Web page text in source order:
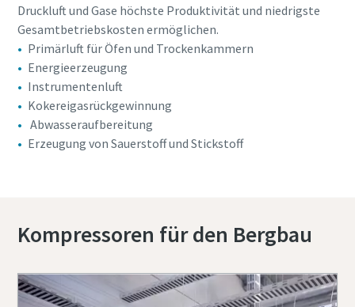
Druckluft und Gase höchste Produktivität und niedrigste
Gesamtbetriebskosten ermöglichen.
Primärluft für Öfen und Trockenkammern
Energieerzeugung
Instrumentenluft
Kokereigasrückgewinnung
Abwasseraufbereitung
Erzeugung von Sauerstoff und Stickstoff
Kompressoren für den Bergbau